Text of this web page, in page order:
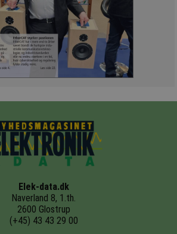
Elek-data.dk
Naverland 8, 1.th.
2600 Glostrup
(+45) 43 43 29 00